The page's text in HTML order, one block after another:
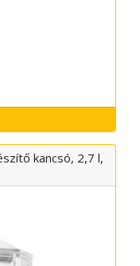
kancsó, 2,7 l,